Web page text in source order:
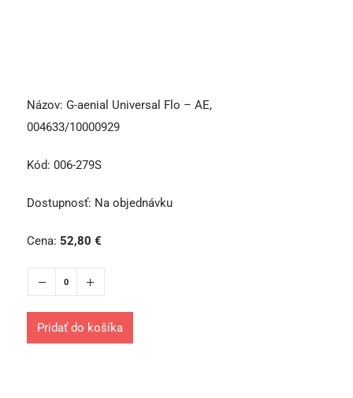
Názov: G-aenial Universal Flo – AE,
004633/10000929
Kód: 006-279S
Dostupnosť: Na objednávku
Cena: 52,80 €
Pridať do košíka